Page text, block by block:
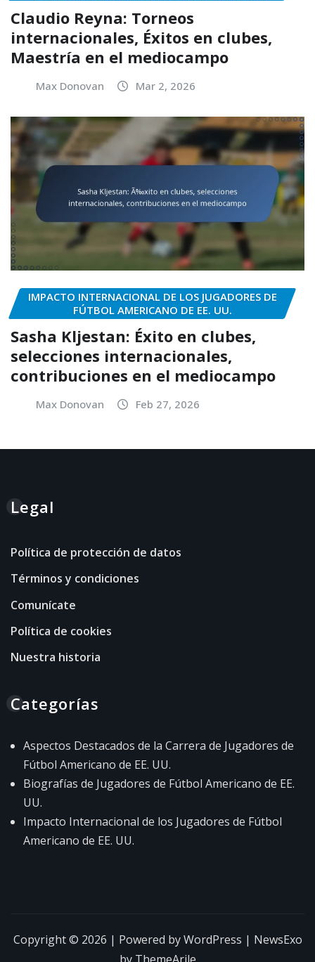
Claudio Reyna: Torneos
internacionales, Éxitos en clubes,
Maestría en el mediocampo
Max Donovan Mar 2, 2026
IMPACTO INTERNACIONAL DE LOS JUGADORES DE
FÚTBOL AMERICANO DE EE. UU.
Sasha Kljestan: Éxito en clubes,
selecciones internacionales,
contribuciones en el mediocampo
Max Donovan Feb 27, 2026
Legal
Política de protección de datos
Términos y condiciones
Comunícate
Política de cookies
Nuestra historia
Categorías
Aspectos Destacados de la Carrera de Jugadores de
Fútbol Americano de EE. UU.
Biografías de Jugadores de Fútbol Americano de EE.
UU.
Impacto Internacional de los Jugadores de Fútbol
Americano de EE. UU.
Copyright © 2026 | Powered byWordPress | NewsExo